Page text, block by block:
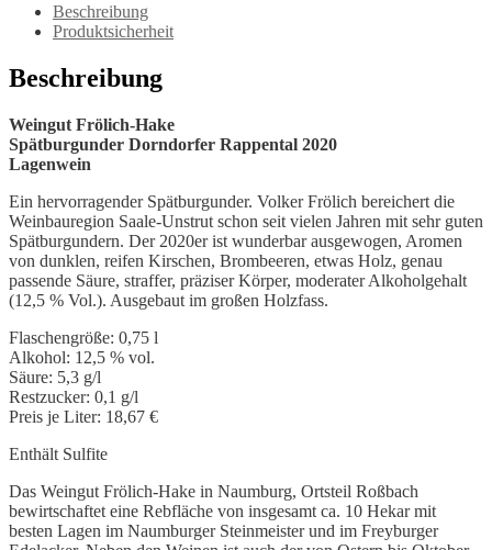
Beschreibung
Produktsicherheit
Beschreibung
Weingut Frölich-Hake
Spätburgunder Dorndorfer Rappental 2020
Lagenwein
Ein hervorragender Spätburgunder. Volker Frölich bereichert die
Weinbauregion Saale-Unstrut schon seit vielen Jahren mit sehr guten
Spätburgundern. Der 2020er ist wunderbar ausgewogen, Aromen
von dunklen, reifen Kirschen, Brombeeren, etwas Holz, genau
passende Säure, straffer, präziser Körper, moderater Alkoholgehalt
(12,5 % Vol.). Ausgebaut im großen Holzfass.
Flaschengröße: 0,75 l
Alkohol: 12,5 % vol.
Säure: 5,3 g/l
Restzucker: 0,1 g/l
Preis je Liter: 18,67 €
Enthält Sulfite
Das Weingut Frölich-Hake in Naumburg, Ortsteil Roßbach
bewirtschaftet eine Rebfläche von insgesamt ca. 10 Hekar mit
besten Lagen im Naumburger Steinmeister und im Freyburger